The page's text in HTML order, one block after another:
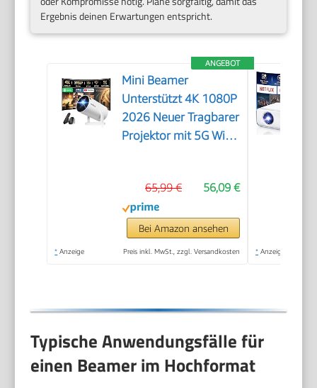
Ergebnis deinen Erwartungen entspricht.
ANGEBOT
Mini Beamer
Unterstützt 4K 1080P
2026 Neuer Tragbarer
Projektor mit 5G WiFi
Automatische
Trapezialkorrektur
180 ° Drehung für
HDMI/Tv
56,09 €
65,99 €
Bei Amazon ansehen
* Anzeige Preis inkl. MwSt., zzgl. Versandkosten * Anzeige
Typische Anwendungsfälle für
einen Beamer im Hochformat